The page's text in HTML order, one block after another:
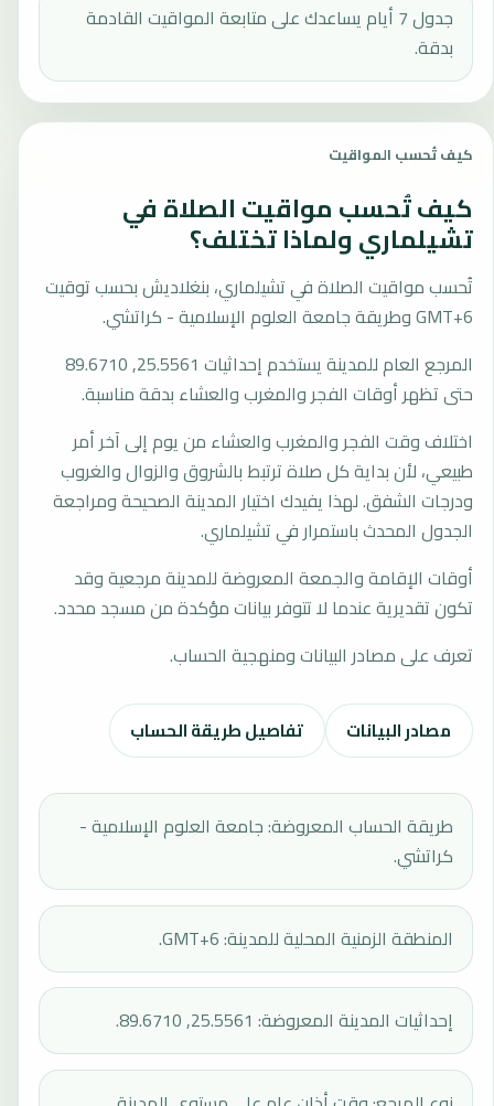
جدول 7 أيام يساعدك على متابعة المواقيت القادمة
بدقة.
كيف تُحسب المواقيت
كيف تُحسب مواقيت الصلاة في
تشيلماري ولماذا تختلف؟
تُحسب مواقيت الصلاة في تشيلماري، بنغلاديش بحسب توقيت
GMT+6 وطريقة جامعة العلوم الإسلامية - كراتشي.
المرجع العام للمدينة يستخدم إحداثيات 25.5561, 89.6710
حتى تظهر أوقات الفجر والمغرب والعشاء بدقة مناسبة.
اختلاف وقت الفجر والمغرب والعشاء من يوم إلى آخر أمر
طبيعي، لأن بداية كل صلاة ترتبط بالشروق والزوال والغروب
ودرجات الشفق. لهذا يفيدك اختيار المدينة الصحيحة ومراجعة
الجدول المحدث باستمرار في تشيلماري.
أوقات الإقامة والجمعة المعروضة للمدينة مرجعية وقد
تكون تقديرية عندما لا تتوفر بيانات مؤكدة من مسجد محدد.
تعرف على مصادر البيانات ومنهجية الحساب.
مصادر البيانات تفاصيل طريقة الحساب
طريقة الحساب المعروضة: جامعة العلوم الإسلامية -
كراتشي.
المنطقة الزمنية المحلية للمدينة: GMT+6.
إحداثيات المدينة المعروضة: 25.5561, 89.6710.